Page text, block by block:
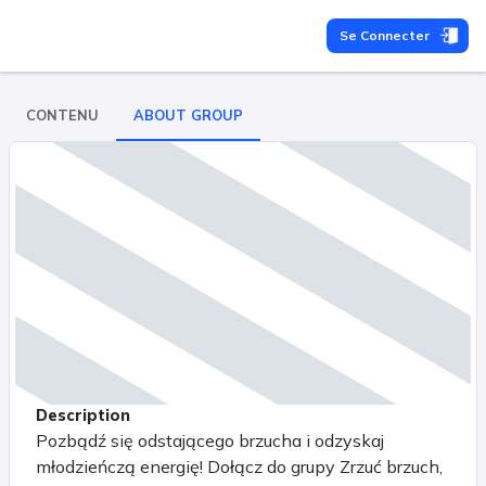
Se Connecter
CONTENU ABOUT GROUP
Description
Pozbądź się odstającego brzucha i odzyskaj
młodzieńczą energię! Dołącz do grupy Zrzuć brzuch,